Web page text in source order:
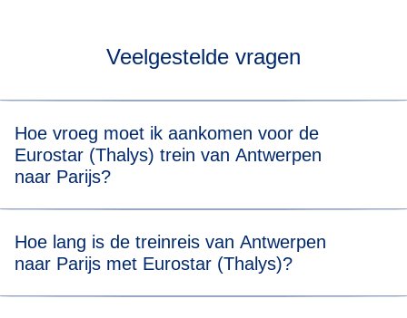
Veelgestelde vragen
Hoe vroeg moet ik aankomen voor de
Eurostar (Thalys) trein van Antwerpen
naar Parijs?
minuten voor de geplande vertrektijd van je Eurostar
(Thalys) trein van Antwerpen naar Parijs aanwezig te zijn.
Hoe lang is de treinreis van Antwerpen
naar Parijs met Eurostar (Thalys)?